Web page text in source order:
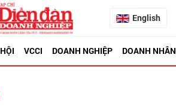
English
VCCI DOANH NGHIỆP DOANH NHÂN